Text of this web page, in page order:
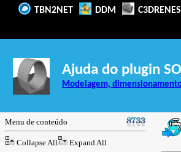
TBN2NET DDM
Ajuda do plugin
Modelagem,